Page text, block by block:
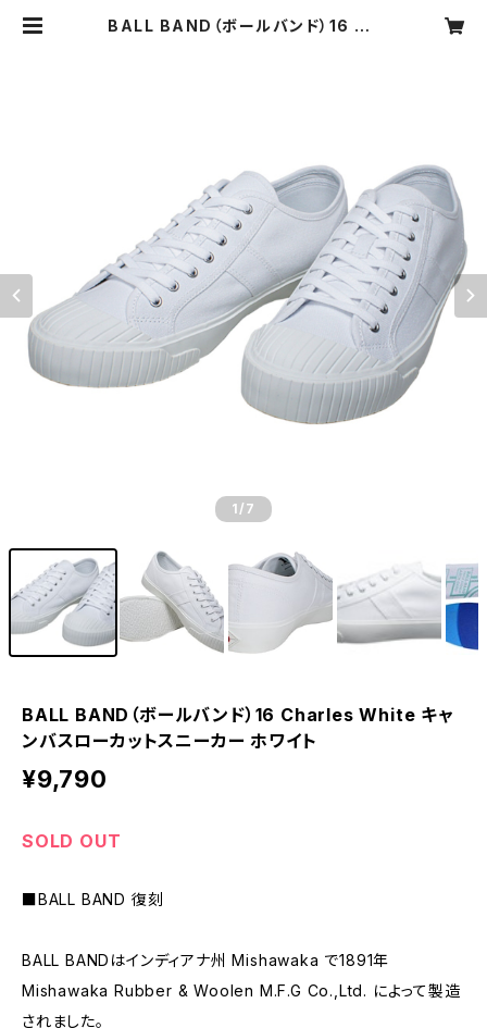
BALL BAND（ボールバンド）16 Ch
1 /7
BALL BAND（ボールバンド）16 Charles White キャ
ンバスローカットスニーカー ホワイト
¥9,790
SOLD OUT
■BALL BAND 復刻
BALL BANDはインディアナ州 Mishawaka で1891年
Mishawaka Rubber & Woolen M.F.G Co.,Ltd. によって製造
されました。